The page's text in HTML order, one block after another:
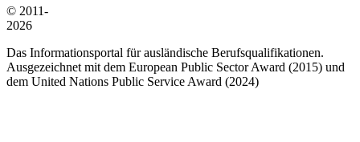
© 2011-
2026
Das Informationsportal für ausländische Berufsqualifikationen.
Ausgezeichnet mit dem European Public Sector Award (2015) und
dem United Nations Public Service Award (2024)